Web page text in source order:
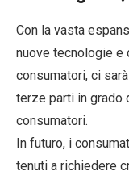
Con la vasta
nuove tecnologie e
consumatori, ci
terze parti in grado
consumatori.
In futuro, i
tenuti a richiedere